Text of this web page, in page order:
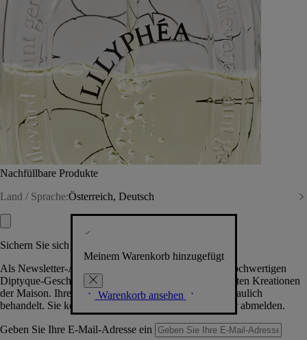
Nachfüllbare Produkte
Land / Sprache:Österreich, Deutsch
Meinem Warenkorb hinzugefügt
Warenkorb ansehen
Sichern Sie sich exklusive Vorteile
Als Newsletter-Abonnent.in erhalten Sie Zugang zu hochwertigen
Diptyque-Geschenken, Events & News über die neuesten Kreationen
der Maison. Ihre Daten werden selbstverständlich vertraulich
behandelt. Sie können sich jederzeit problemlos wieder abmelden.
Geben Sie Ihre E-Mail-Adresse ein